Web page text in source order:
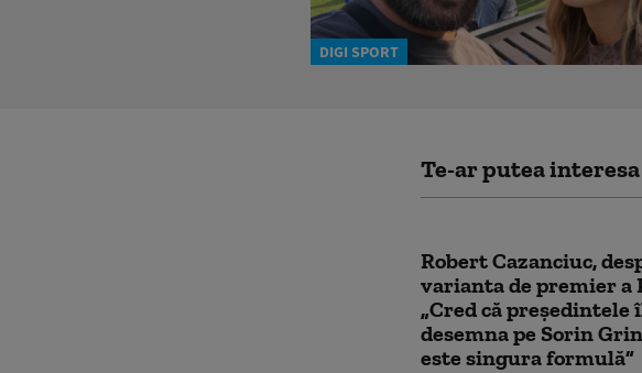
DIGI SPORT
Te-ar putea
Robert Cazanciuc,
varianta de premier a
„Cred că președintele
desemna pe Sorin
este singura formulă”